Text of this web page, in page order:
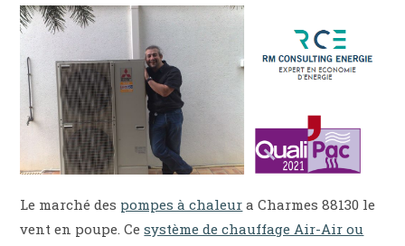
Le marché des pompes à chaleur a Charmes 88130 le
vent en poupe. Cesystème de chauffage Air-Air ou